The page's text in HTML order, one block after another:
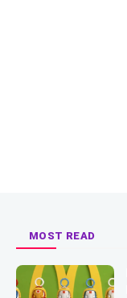
MOST READ